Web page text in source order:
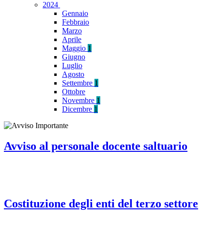
2024
Gennaio
Febbraio
Marzo
Aprile
Maggio 1
Giugno
Luglio
Agosto
Settembre 1
Ottobre
Novembre 1
Dicembre 1
Avviso al personale docente saltuario
Costituzione degli enti del terzo settore